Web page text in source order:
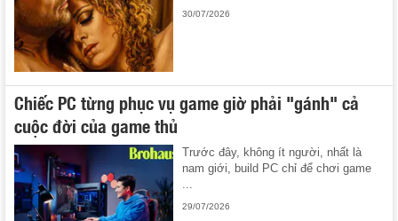
30/07/2026
Chiếc PC từng phục vụ game giờ phải "gánh" cả
cuộc đời của game thủ
Trước đây, không ít người, nhất là
nam giới, build PC chỉ để chơi game
29/07/2026